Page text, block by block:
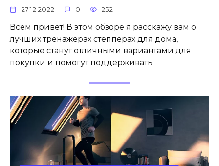
27.12.2022 0 252
Всем привет! В этом обзоре я расскажу вам о
лучших тренажерах степперах для дома,
которые станут отличными вариантами для
покупки и помогут поддерживать